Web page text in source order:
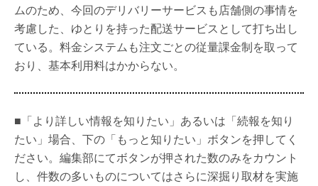
ムのため、今回のデリバリーサービスも店舗側の事情を
考慮した、ゆとりを持った配送サービスとして打ち出し
ている。料金システムも注文ごとの従量課金制を取って
おり、基本利用料はかからない。
■「より詳しい情報を知りたい」あるいは「続報を知り
たい」場合、下の「もっと知りたい」ボタンを押してく
ださい。編集部にてボタンが押された数のみをカウント
し、件数の多いものについてはさらに深掘り取材を実施